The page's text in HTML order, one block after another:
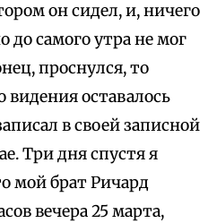
он сидел, и, ничего
до самого утра не мог
проснулся, то
видения оставалось
в своей записной
Три дня спустя я
мой брат Ричард
вечера 25 марта,